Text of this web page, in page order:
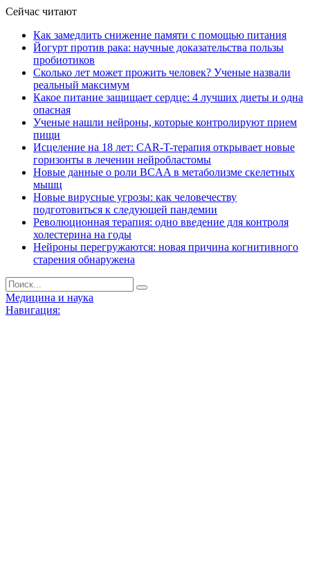
Сейчас читают
Как замедлить снижение памяти с помощью питания
Йогурт против рака: научные доказательства пользы
пробиотиков
Сколько лет может прожить человек? Ученые назвали
реальный максимум
Какое питание защищает сердце: 4 лучших диеты и одна
опасная
Ученые нашли нейроны, которые контролируют прием
пищи
Исцеление на 18 лет: CAR-T-терапия открывает новые
горизонты в лечении нейробластомы
Новые данные о роли BCAA в метаболизме скелетных
мышц
Новые вирусные угрозы: как человечеству
подготовиться к следующей пандемии
Революционная терапия: одно введение для контроля
холестерина на годы
Нейроны перегружаются: новая причина когнитивного
старения обнаружена
Медицина и наука
Навигация: